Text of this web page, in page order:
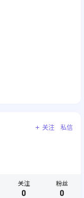
关注 私信
关注
0
粉丝
0